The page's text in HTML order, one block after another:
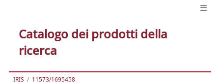
Catalogo dei prodotti della
ricerca
IRIS 11573/1695458